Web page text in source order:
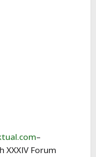
–
XXXIV Forum